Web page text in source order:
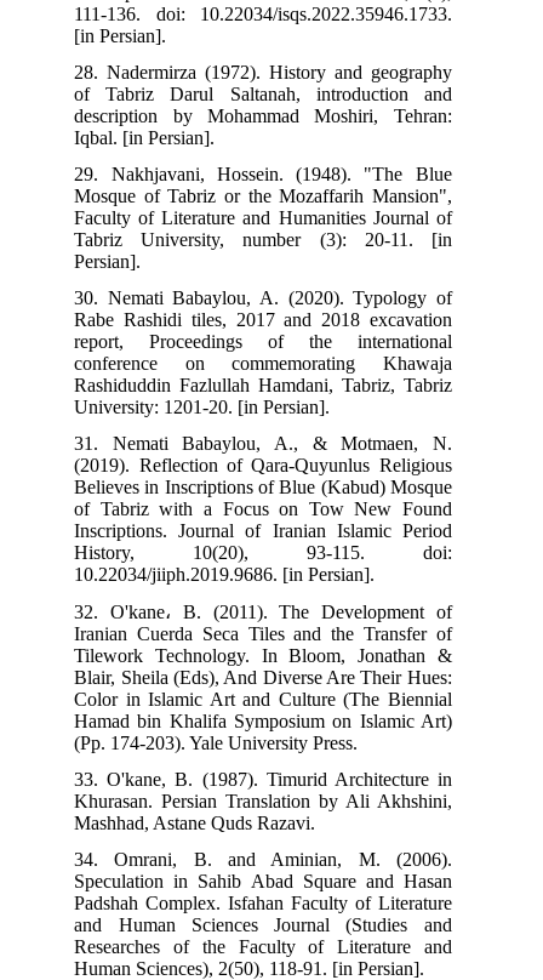
111-136. doi: 10.22034/isqs.2022.35946.1733.
[in Persian].
28. Nadermirza (1972). History and geography
of Tabriz Darul Saltanah, introduction and
description by Mohammad Moshiri, Tehran:
Iqbal. [in Persian].
29. Nakhjavani, Hossein. (1948). "The Blue
Mosque of Tabriz or the Mozaffarih Mansion",
Faculty of Literature and Humanities Journal of
Tabriz University, number (3): 20-11. [in
30. Nemati Babaylou, A. (2020). Typology of
Rabe Rashidi tiles, 2017 and 2018 excavation
report, Proceedings of the international
conference on commemorating Khawaja
Rashiduddin Fazlullah Hamdani, Tabriz, Tabriz
University: 1201-20. [in Persian].
31. Nemati Babaylou, A., & Motmaen, N.
(2019). Reflection of Qara-Quyunlus Religious
Believes in Inscriptions of Blue (Kabud) Mosque
of Tabriz with a Focus on Tow New Found
Inscriptions. Journal of Iranian Islamic Period
History, 10(20), 93-115. doi:
10.22034/jiiph.2019.9686. [in Persian].
32. O'kane، B. (2011). The Development of
Iranian Cuerda Seca Tiles and the Transfer of
Tilework Technology. In Bloom, Jonathan &
Blair, Sheila (Eds), And Diverse Are Their Hues:
Color in Islamic Art and Culture (The Biennial
Hamad bin Khalifa Symposium on Islamic Art)
(Pp. 174-203). Yale University Press.
33. O'kane, B. (1987). Timurid Architecture in
Khurasan. Persian Translation by Ali Akhshini,
Mashhad, Astane Quds Razavi.
34. Omrani, B. and Aminian, M. (2006).
Speculation in Sahib Abad Square and Hasan
Padshah Complex. Isfahan Faculty of Literature
and Human Sciences Journal (Studies and
Researches of the Faculty of Literature and
Human Sciences), 2(50), 118-91. [in Persian].